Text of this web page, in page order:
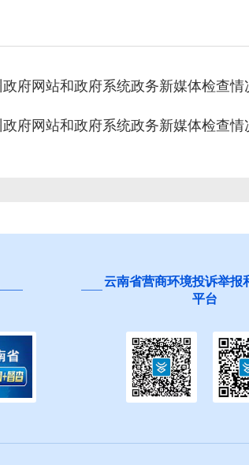
府网站和政府系统政务新媒体检查情
府网站和政府系统政务新媒体检查情
和问卷调查
红河州食品安全“你点
生”活动邀您